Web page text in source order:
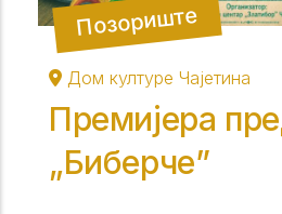
Позориште
Дом културе Чајетина
Премијера
„Биберче”